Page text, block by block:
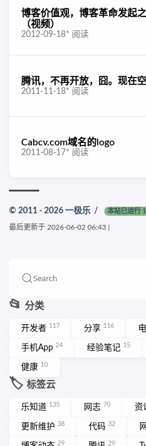
Search
📂 分类
开发者 117 分享 116
手机App 24 经验笔记 15
健康 10
🏷️ 标签云
乐知道 135 网志 70 资
更新维护 38 代码 32
29 29
博客价值观，博客革命发起
（视频）
2012-09-18* 阅读
腾讯，不再开放，囧。现在
2011-11-18* 阅读
Cabcv.com域名的logo
2011-08-17* 阅读
© 2011 - 2026 一极乐 / 本站已运行
最后更新于 2026-06-02 06:43